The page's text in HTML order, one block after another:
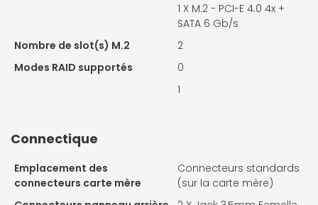
1 X M.2 - PCI-E 4.0 4x +
SATA 6 Gb/s
Nombre de slot(s) M.2
2
Modes RAID supportés
0
1
Connectique
Emplacement des
connecteurs carte mère
Connecteurs standards
(sur la carte mère)